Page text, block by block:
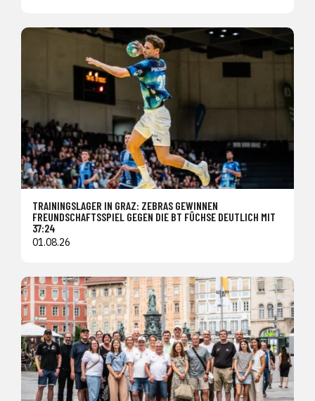
TRAININGSLAGER IN GRAZ: ZEBRAS GEWINNEN
FREUNDSCHAFTSSPIEL GEGEN DIE BT FÜCHSE DEUTLICH MIT
37:24
01.08.26